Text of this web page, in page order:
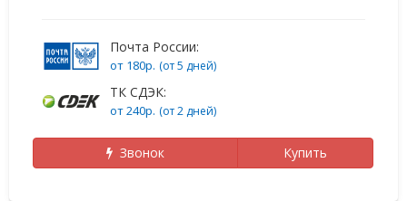
Почта России:
от 180р. (от 5 дней)
ТК СДЭК:
от 240р. (от 2 дней)
Звонок Купить